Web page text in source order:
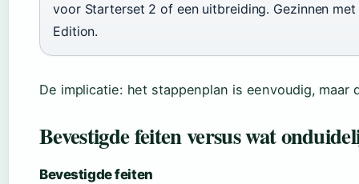
voor Starterset 2 of een uitbreiding. Gezinnen
Edition.
De implicatie: het stappenplan is eenvoudig, maar
Bevestigde feiten versus wat
Bevestigde feiten